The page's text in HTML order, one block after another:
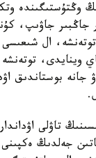
وڭتۇستىگىندە
جاڭبىر جاۋىپ،
ال شىعىسى
وينايدى،
جانە بوستاندىق
تاۋلى